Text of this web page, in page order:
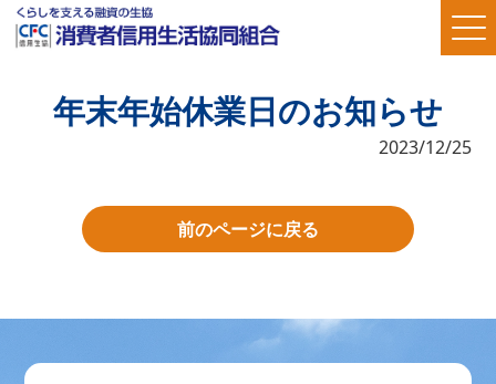
年末年始休業日のお知らせ
2023/12/25
前のページに戻る